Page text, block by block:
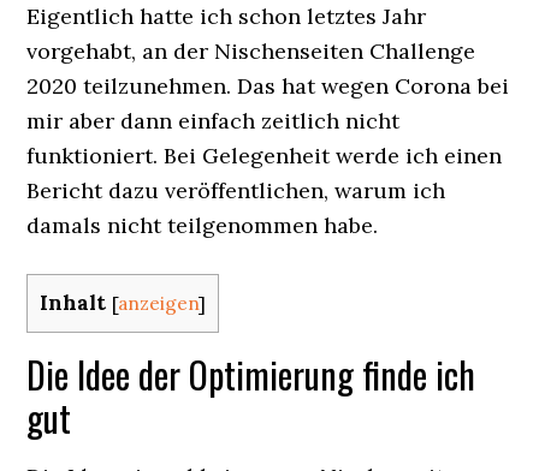
Eigentlich hatte ich schon letztes Jahr
vorgehabt, an der Nischenseiten Challenge
2020 teilzunehmen. Das hat wegen Corona bei
mir aber dann einfach zeitlich nicht
funktioniert. Bei Gelegenheit werde ich einen
Bericht dazu veröffentlichen, warum ich
damals nicht teilgenommen habe.
Inhalt [anzeigen]
Die Idee der Optimierung finde ich
gut